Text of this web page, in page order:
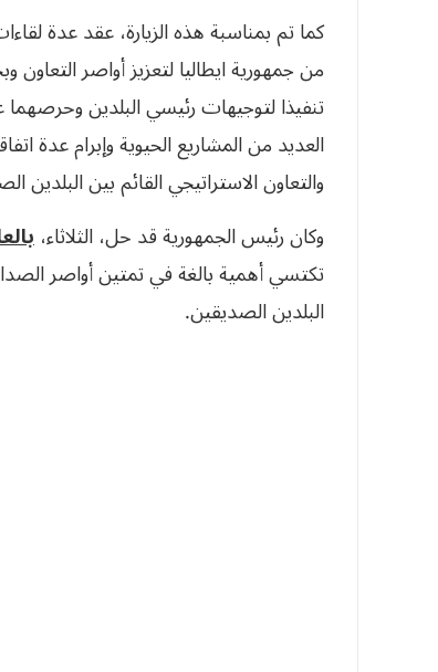
كما تم بمناسبة هذه الزيارة، عقد عدة
من جمهورية ايطاليا لتعزيز أواصر
تنفيذا لتوجيهات رئيسي البلدين وحرصهما
العديد من المشاريع الحيوية وإبرام عدة
والتعاون الاستراتيجي القائم بين البلدين
وكان رئيس الجمهورية قد حل، الثلاثاء،
تكتسي أهمية بالغة في تمتين أواصر
البلدين الصديقين.